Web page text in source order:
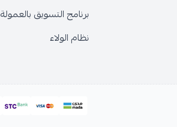
برنامج التسويق بالعمولة
نظام الولاء